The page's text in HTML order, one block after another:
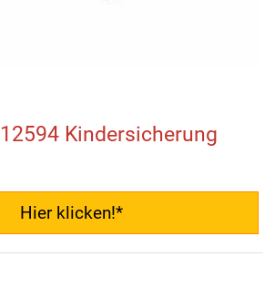
Kindersicherung
Hier klicken!*